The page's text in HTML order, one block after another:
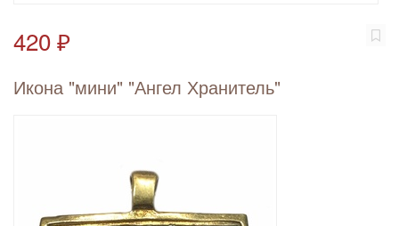
420 ₽
Икона "мини" "Ангел Хранитель"